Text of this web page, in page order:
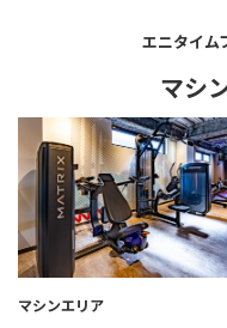
エニタイム
マシ
マシンエリア